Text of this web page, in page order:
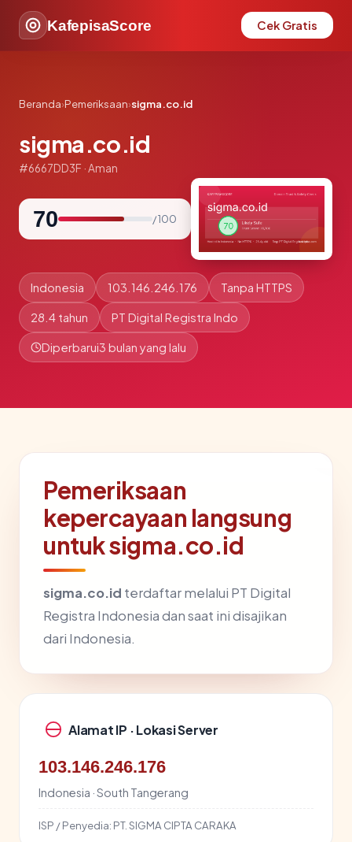
KafepisaScore Cek Gratis
Beranda›Pemeriksaan›sigma.co.id
sigma.co.id
#6667DD3F · Aman
70 / 100
Indonesia 103.146.246.176 Tanpa HTTPS
28.4 tahun PT Digital Registra Indo
Diperbarui3 bulan yang lalu
Pemeriksaan
kepercayaan langsung
untuk sigma.co.id
sigma.co.id terdaftar melalui PT Digital
Registra Indonesia dan saat ini disajikan
dari Indonesia.
Alamat IP · Lokasi Server
103.146.246.176
Indonesia · South Tangerang
ISP / Penyedia: PT. SIGMA CIPTA CARAKA